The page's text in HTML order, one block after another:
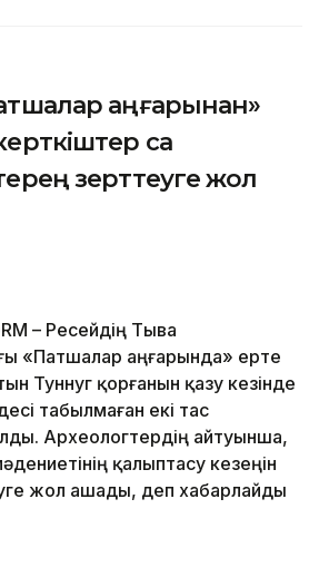
аңғарынан»
сақ
зерттеуге жол
– Ресейдің Тыва
«Патшалар аңғарында» ерте
Туннуг қорғанын қазу кезінде
табылмаған екі тас
Археологтердің айтуынша,
қалыптасу кезеңін
жол ашады, деп хабарлайды